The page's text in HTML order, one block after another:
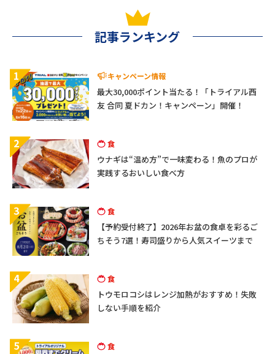
記事ランキング
1 キャンペーン情報
最大30,000ポイント当たる！「トライアル西
友 合同 夏ドカン！キャンペーン」開催！
2 食
ウナギは“温め方”で一味変わる！魚のプロが
実践するおいしい食べ方
3 食
【予約受付終了】2026年お盆の食卓を彩るご
ちそう7選！寿司盛りから人気スイーツまで
4 食
トウモロコシはレンジ加熱がおすすめ！失敗
しない手順を紹介
5 食